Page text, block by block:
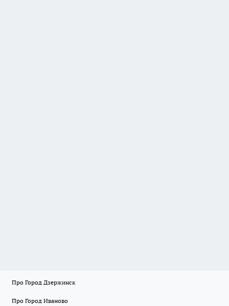
Про Город Дзержинск
Про Город Иваново